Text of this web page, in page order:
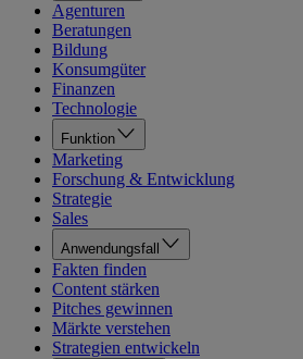
Agenturen
Beratungen
Bildung
Konsumgüter
Finanzen
Technologie
Funktion
Marketing
Forschung & Entwicklung
Strategie
Sales
Anwendungsfall
Fakten finden
Content stärken
Pitches gewinnen
Märkte verstehen
Strategien entwickeln